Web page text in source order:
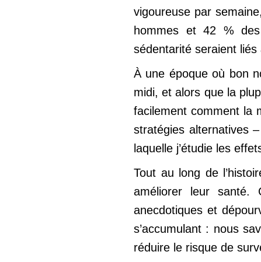
vigoureuse par
hommes et 42 %
sédentarité seraient
À une époque où bon
midi, et alors que la
facilement comment la
stratégies alternatives
laquelle j’étudie les
Tout au long de
améliorer leur santé.
anecdotiques et
s’accumulant : nous
réduire le risque de